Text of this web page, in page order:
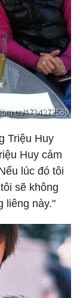
Triệu Huy
Huy cảm
lúc đó tôi
sẽ không
liêng này."